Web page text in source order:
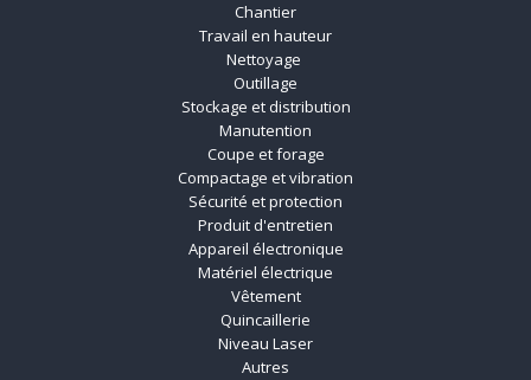
Chantier
Travail en hauteur
Nettoyage
Outillage
Stockage et distribution
Manutention
Coupe et forage
Compactage et vibration
Sécurité et protection
Produit d'entretien
Appareil électronique
Matériel électrique
Vêtement
Quincaillerie
Niveau Laser
Autres